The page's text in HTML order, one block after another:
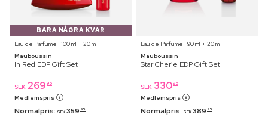
BARA NÅGRA KVAR
Eau de Parfume ⋅ 100 ml + 20 ml
Mauboussin
In Red EDP Gift Set
SEK 269 95
Medlemspris
Normalpris: SEK 359 95
Eau de Parfume ⋅ 90 ml + 20 ml
Mauboussin
Star Cherie EDP Gift Set
SEK 33095
Medlemspris
Normalpris: SEK 389 95